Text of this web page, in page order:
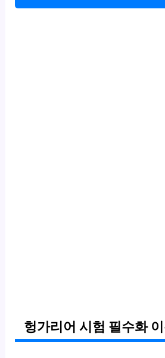
헝가리어 시험 필수화